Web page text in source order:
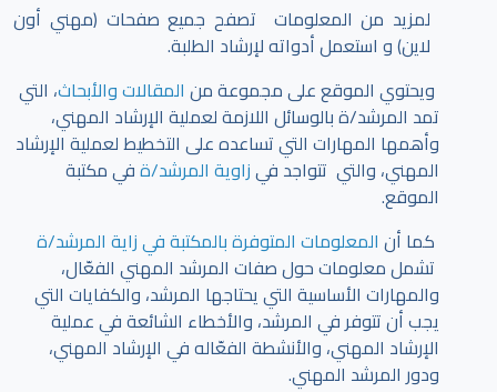
لمزيد من المعلومات تصفح جميع صفحات (مهني أون
لاين) و استعمل أدواته لإرشاد الطلبة.
ويحتوي الموقع على مجموعة من المقالات والأبحاث، التي
تمد المرشد/ة بالوسائل اللازمة لعملية الإرشاد المهني،
وأهمها المهارات التي تساعده على التخطيط لعملية الإرشاد
المهني، والتي تتواجد فيزاوية المرشد/ةفي مكتبة
الموقع.
كما أن المعلومات المتوفرة بالمكتبة في زاية المرشد/ة
تشمل معلومات حول صفات المرشد المهني الفعّال،
والمهارات الأساسية التي يحتاجها المرشد، والكفايات التي
يجب أن تتوفر في المرشد، والأخطاء الشائعة في عملية
الإرشاد المهني، والأنشطة الفعّاله في الإرشاد المهني،
ودور المرشد المهني.